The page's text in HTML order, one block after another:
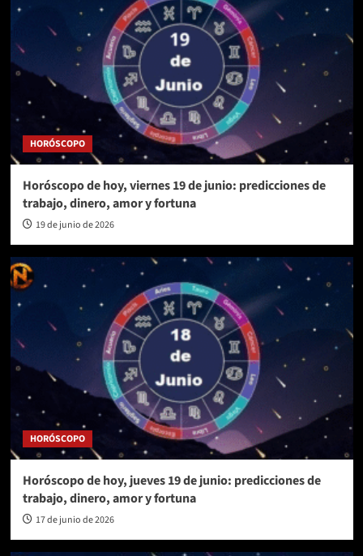
HORÓSCOPO
Horóscopo de hoy, viernes 19 de junio: predicciones de
trabajo, dinero, amor y fortuna
19 de junio de 2026
HORÓSCOPO
Horóscopo de hoy, jueves 19 de junio: predicciones de
trabajo, dinero, amor y fortuna
17 de junio de 2026